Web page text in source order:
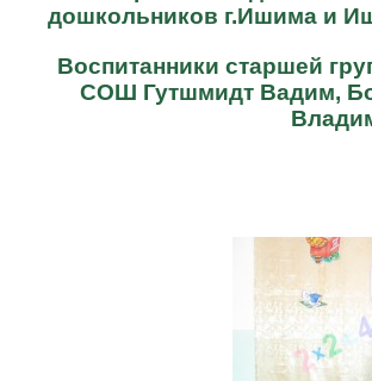
дошкольников г.Ишима и
Воспитанники старшей
СОШ Гутшмидт Вадим,